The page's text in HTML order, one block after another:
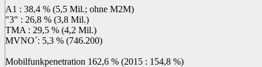
A1 : 38,4 % (5,5 Mil.; ohne M2M)
"3" : 26,8 % (3,8 Mil.)
TMA : 29,5 % (4,2 Mil.)
MVNO´: 5,3 % (746.200)
Mobilfunkpenetration 162,6 % (2015 : 154,8 %)